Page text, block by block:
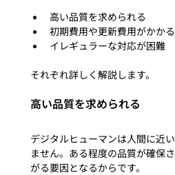
高い品質を求められる
初期費用や更新費用がかかる
イレギュラーな対応が困難
高い品質を求められる
デジタルヒューマンは人間に近
ません。ある程度の品質が確保
がる要因となるからです。